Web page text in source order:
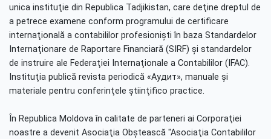
unica instituţie din Republica Tadjikistan, care deţine dreptul de
a petrece examene conform programului de certificare
internaţională a contabililor profesionişti în baza Standardelor
Internaţionare de Raportare Financiară (SIRF) şi standardelor
de instruire ale Federaţiei Internaţionale a Contabililor (IFAC).
Instituţia publică revista periodică «Аудит», manuale şi
materiale pentru conferinţele ştiinţifico practice.
În Republica Moldova în calitate de parteneri ai Corporaţiei
noastre a devenit Asociaţia Obştească "Asociaţia Contabililor